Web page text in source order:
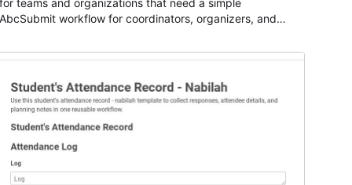
for teams and organizations that need a simple
AbcSubmit workflow for coordinators, organizers, and